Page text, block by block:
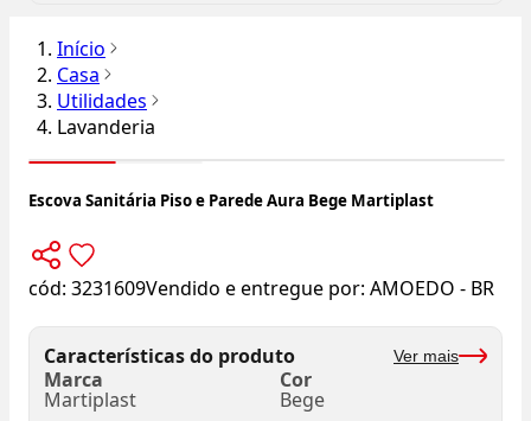
Início
Casa
Utilidades
Lavanderia
Escova Sanitária Piso e Parede Aura Bege Martiplast
cód: 3231609Vendido e entregue por: AMOEDO - BR
Características do produto Ver mais
Marca
Martiplast
Cor
Bege